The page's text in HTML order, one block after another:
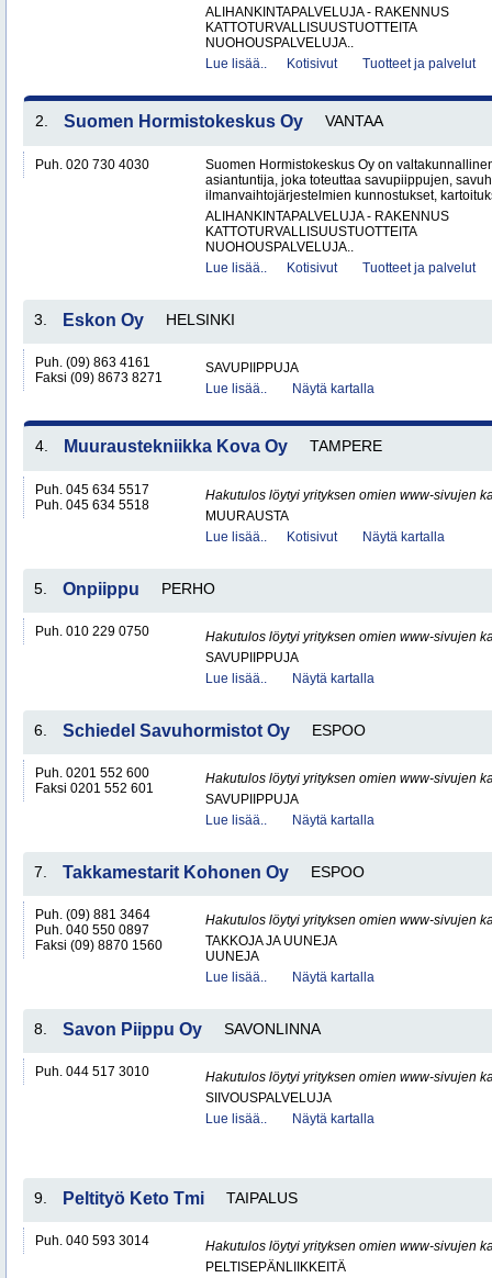
ALIHANKINTAPALVELUJA - RAKENNUS
KATTOTURVALLISUUSTUOTTEITA
NUOHOUSPALVELUJA..
Lue lisää..
Kotisivut Tuotteet ja palvelut
2. Suomen Hormistokeskus Oy VANTAA
Puh. 020 730 4030
Suomen Hormistokeskus Oy on
asiantuntija, joka toteuttaa savupiippujen,
ilmanvaihtojärjestelmien kunnostukset,
ALIHANKINTAPALVELUJA - RAKENNUS
KATTOTURVALLISUUSTUOTTEITA
NUOHOUSPALVELUJA..
Lue lisää..
Kotisivut Tuotteet ja palvelut
3. Eskon Oy HELSINKI
Puh. (09) 863 4161
Faksi (09) 8673 8271
SAVUPIIPPUJA
Lue lisää..
Näytä kartalla
4. Muuraustekniikka Kova Oy TAMPERE
Puh. 045 634 5517
Puh. 045 634 5518
Hakutulos löytyi yrityksen omien www-sivujen
MUURAUSTA
Lue lisää..
Kotisivut Näytä kartalla
5. Onpiippu PERHO
Puh. 010 229 0750
Hakutulos löytyi yrityksen omien www-sivujen
SAVUPIIPPUJA
Lue lisää..
Näytä kartalla
6. Schiedel Savuhormistot Oy ESPOO
Puh. 0201 552 600
Faksi 0201 552 601
Hakutulos löytyi yrityksen omien www-sivujen
SAVUPIIPPUJA
Lue lisää..
Näytä kartalla
7. Takkamestarit Kohonen Oy ESPOO
Puh. (09) 881 3464
Puh. 040 550 0897
Faksi (09) 8870 1560
Hakutulos löytyi yrityksen omien www-sivujen
TAKKOJA JA UUNEJA
UUNEJA
Lue lisää..
Näytä kartalla
8. Savon Piippu Oy SAVONLINNA
Puh. 044 517 3010
Hakutulos löytyi yrityksen omien www-sivujen
SIIVOUSPALVELUJA
Lue lisää..
Näytä kartalla
9. Peltityö Keto Tmi TAIPALUS
Puh. 040 593 3014
Hakutulos löytyi yrityksen omien www-sivujen
PELTISEPÄNLIIKKEITÄ